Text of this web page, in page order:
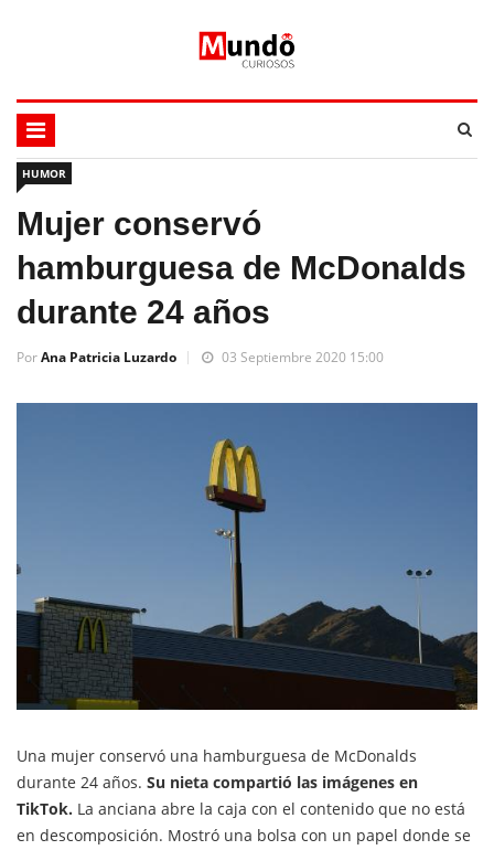
HUMOR
Mujer conservó
hamburguesa de McDonalds
durante 24 años
PorAna Patricia Luzardo 03 Septiembre 2020 15:00
Una mujer conservó una hamburguesa de McDonalds
durante 24 años. Su nieta compartió las imágenes en
TikTok. La anciana abre la caja con el contenido que no está
en descomposición. Mostró una bolsa con un papel donde se